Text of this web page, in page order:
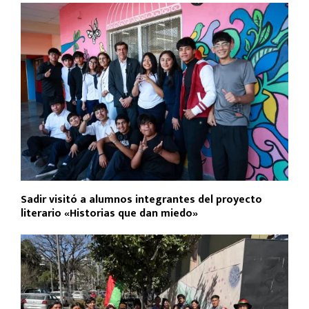
Sadir visitó a alumnos integrantes del proyecto
literario «Historias que dan miedo»